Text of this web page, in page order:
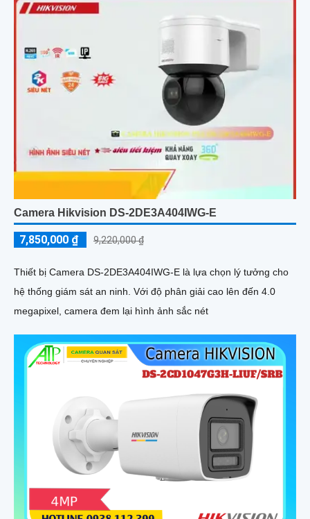
Camera Hikvision DS-2DE3A404IWG-E
7,850,000 ₫ 9,220,000 ₫
Thiết bị Camera DS-2DE3A404IWG-E là lựa chọn lý tưởng cho
hệ thống giám sát an ninh. Với độ phân giải cao lên đến 4.0
megapixel, camera đem lại hình ảnh sắc nét